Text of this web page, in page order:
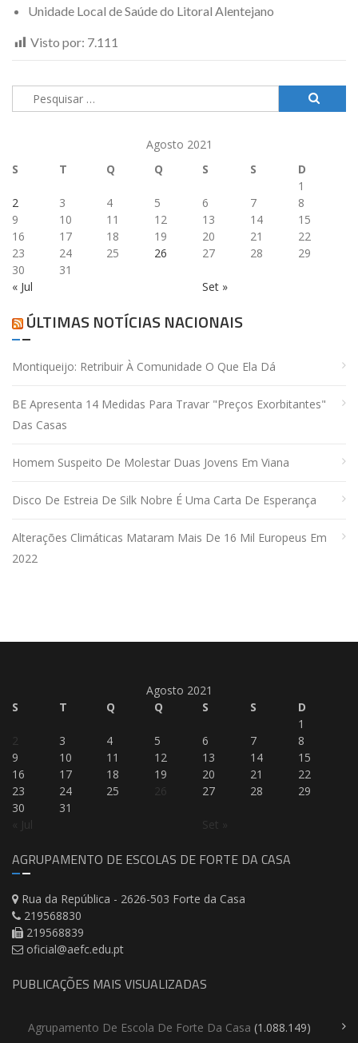
Unidade Local de Saúde do Litoral Alentejano
Visto por: 7.111
Pesquisar
por:
Agosto 2021
S
T Q Q S S D
« Jul Set »
1
2
3 4 5 6 7
8
9
10 11 12 13 14
15
16
17 18 19 20 21
22
23
24 25 26 27 28
29
30
31
ÚLTIMAS NOTÍCIAS NACIONAIS
Montiqueijo: Retribuir À Comunidade O Que Ela Dá
BE Apresenta 14 Medidas Para Travar "preços Exorbitantes"
Das Casas
Homem Suspeito De Molestar Duas Jovens Em Viana
Disco De Estreia De Silk Nobre É Uma Carta De Esperança
Alterações Climáticas Mataram Mais De 16 Mil Europeus Em
2022
Agosto 2021
S
T Q Q S S D
« Jul Set »
1
2
3 4 5 6 7
8
9
10 11 12 13 14
15
16
17 18 19 20 21
22
23
24 25 26 27 28
29
30
31
AGRUPAMENTO DE ESCOLAS DE FORTE DA CASA
Rua da República - 2626-503 Forte da Casa
219568830
219568839
oficial@aefc.edu.pt
PUBLICAÇÕES MAIS VISUALIZADAS
Agrupamento De Escola De Forte Da Casa (1.088.149)